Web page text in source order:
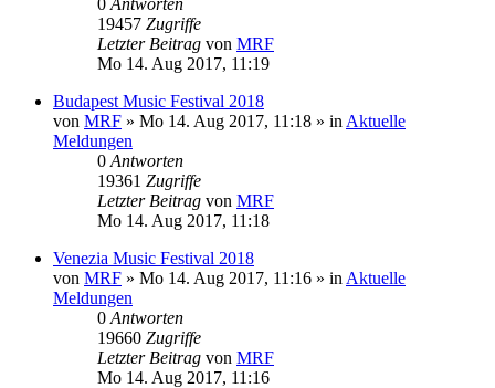
19457 Zugriffe
Letzter Beitrag von MRF
Mo 14. Aug 2017, 11:19
Budapest Music Festival 2018
von MRF » Mo 14. Aug 2017, 11:18 » in Aktuelle
Meldungen
0 Antworten
19361 Zugriffe
Letzter Beitrag von MRF
Mo 14. Aug 2017, 11:18
Venezia Music Festival 2018
von MRF » Mo 14. Aug 2017, 11:16 » in Aktuelle
Meldungen
0 Antworten
19660 Zugriffe
Letzter Beitrag von MRF
Mo 14. Aug 2017, 11:16